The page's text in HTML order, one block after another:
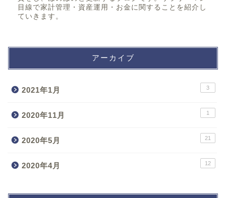
目線で家計管理・資産運用・お金に関することを紹介し
ていきます。
アーカイブ
2021年1月 3
2020年11月 1
2020年5月 21
2020年4月 12